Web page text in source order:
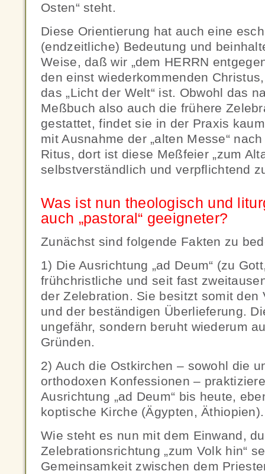
Osten“ steht.
Diese Orientierung hat auch eine
(endzeitliche) Bedeutung und
Weise, daß wir „dem HERRN
den einst wiederkommenden
das „Licht der Welt“ ist. Obwohl das
Meßbuch also auch die frühere
gestattet, findet sie in der Praxis
mit Ausnahme der „alten Messe“
Ritus, dort ist diese Meßfeier „zum
selbstverständlich und verpflichtend
Was ist nun theologisch und
auch „pastoral“ geeigneter?
Zunächst sind folgende Fakten zu
1) Die Ausrichtung „ad Deum“ (zu
frühchristliche und seit fast
der Zelebration. Sie besitzt somit den
und der beständigen Überlieferung.
ungefähr, sondern beruht wiederum
Gründen.
2) Auch die Ostkirchen – sowohl die
orthodoxen Konfessionen –
Ausrichtung „ad Deum“ bis heute,
koptische Kirche (Ägypten, Äthiopien).
Wie steht es nun mit dem Einwand,
Zelebrationsrichtung „zum Volk hin“
Gemeinsamkeit zwischen dem